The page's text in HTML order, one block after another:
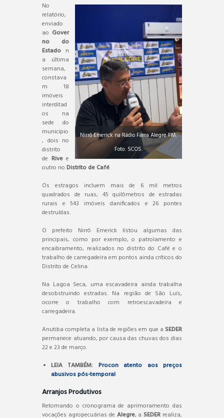
Nirrô Emerick na Rádio Fama Alegre FM.
Foto: SCOS.
No
relatório,
enviado
ao Gover
no do
Estado n
a última
semana,
constava
m 18
imóveis
interditad
os na
sede do
município
, dois no
distrito
de Rive e
outro no Distrito de Café.
Os estragos incluem mais de 6 mil metros
quadrados de ruas, 45 quilômetros de estradas
rurais e 543 imóveis danificados e 26 pontes
destruídas.
O prefeito Nirrô Emerick listou algumas das
principais, como por exemplo, o patrolamento e
encaibramento, realizados no distrito do Café e o
trabalho de carregadeira em pontos ainda críticos do
Distrito de Celina.
Na Lagoa Seca, uma escavadeira ainda trabalha
desobstruindo estradas. Na região de São Luís,
ocorre o trabalho com retroescavadeira e
carregadeira.
Anutiba completa a lista de regiões em que a SEDER
permanece atuando, por causa das chuvas dos dias
22 e 23 de março.
LEIA TAMBÉM: Procon atento aos preços
abusivos pós-temporal
Arranjos Produtivos
Retomando o cronograma de aprimoramento das
vocações agropecuárias de Alegre, a SEDER realiza,